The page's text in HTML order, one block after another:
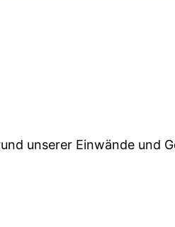
unserer Einwände und